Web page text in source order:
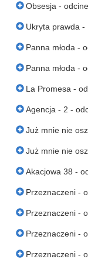
Obsesja -
Ukryta prawda -
Panna młoda -
Panna młoda -
La Promesa -
Agencja - 2 -
Już mnie nie
Już mnie nie
Akacjowa 38 -
Przeznaczeni -
Przeznaczeni -
Przeznaczeni -
Przeznaczeni -